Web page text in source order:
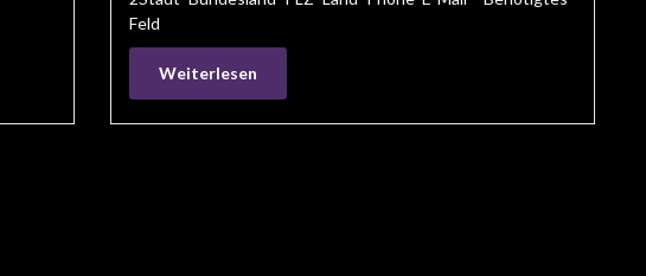
Feld
Weiterlesen